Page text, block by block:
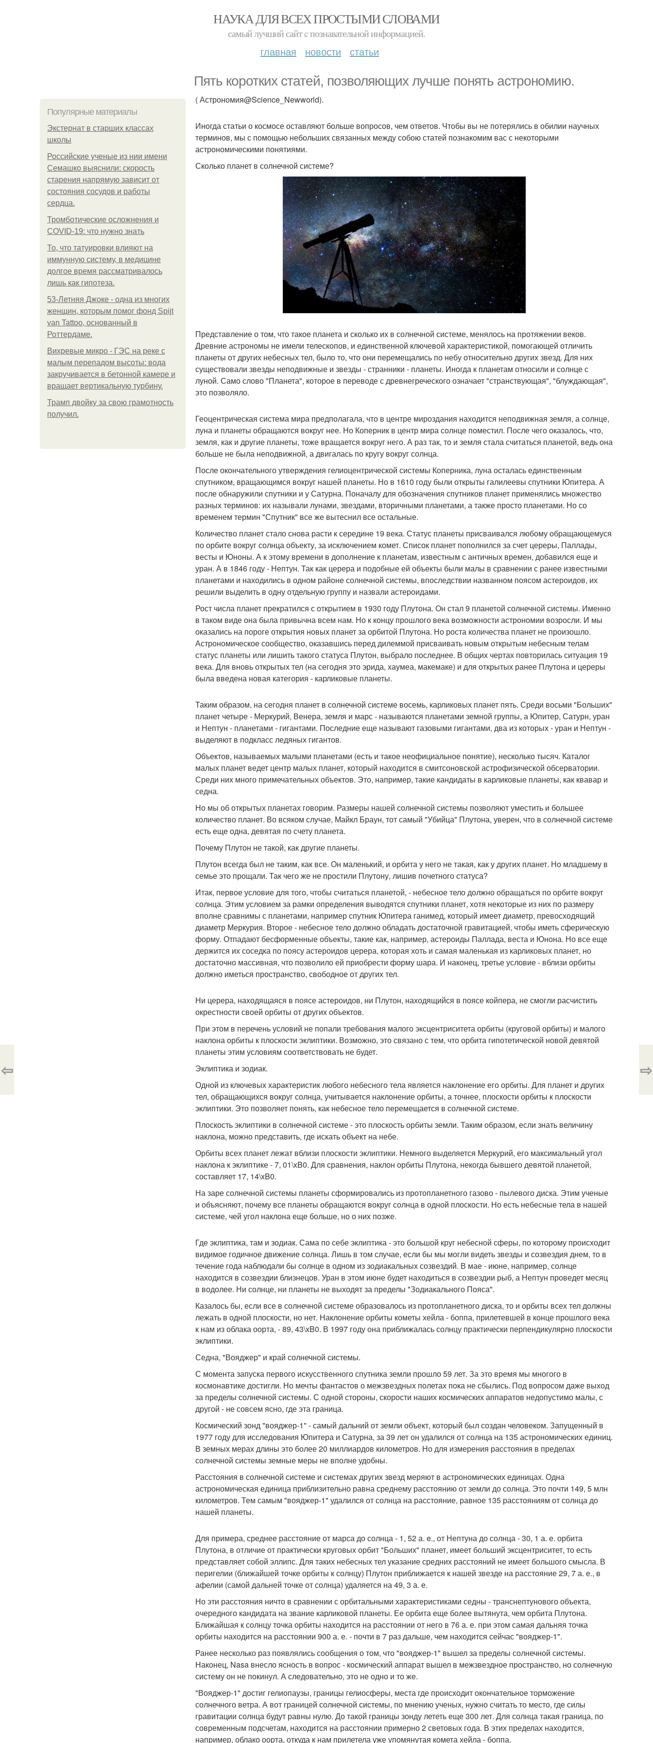
НАУКА ДЛЯ ВСЕХ ПРОСТЫМИ СЛОВАМИ
самый лучший сайт c познавательной информацией.
главная новости статьи
Пять коротких статей, позволяющих лучше понять астрономию.
Популярные материалы
Экстернат в старших классах
школы
Российские ученые из нии имени
Семашко выяснили: скорость
старения напрямую зависит от
состояния сосудов и работы
сердца.
Тромботические осложнения и
COVID-19: что нужно знать
То, что татуировки влияют на
иммунную систему, в медицине
долгое время рассматривалось
лишь как гипотеза.
53-Летняя Джоке - одна из многих
женщин, которым помог фонд Spijt
van Tattoo, основанный в
Роттердаме.
Вихревые микро - ГЭС на реке с
малым перепадом высоты: вода
закручивается в бетонной камере и
вращает вертикальную турбину.
Трамп двойку за свою грамотность
получил.
( Астрономия@Science_Newworld).
Иногда статьи о космосе оставляют больше вопросов, чем ответов. Чтобы вы не потерялись в обилии научных
терминов, мы с помощью небольших связанных между собою статей познакомим вас с некоторыми
астрономическими понятиями.
Сколько планет в солнечной системе?
Представление о том, что такое планета и сколько их в солнечной системе, менялось на протяжении веков.
Древние астрономы не имели телескопов, и единственной ключевой характеристикой, помогающей отличить
планеты от других небесных тел, было то, что они перемещались по небу относительно других звезд. Для них
существовали звезды неподвижные и звезды - странники - планеты. Иногда к планетам относили и солнце с
луной. Само слово "Планета", которое в переводе с древнегреческого означает "странствующая", "блуждающая",
это позволяло.
Геоцентрическая система мира предполагала, что в центре мироздания находится неподвижная земля, а солнце,
луна и планеты обращаются вокруг нее. Но Коперник в центр мира солнце поместил. После чего оказалось, что,
земля, как и другие планеты, тоже вращается вокруг него. А раз так, то и земля стала считаться планетой, ведь она
больше не была неподвижной, а двигалась по кругу вокруг солнца.
После окончательного утверждения гелиоцентрической системы Коперника, луна осталась единственным
спутником, вращающимся вокруг нашей планеты. Но в 1610 году были открыты галилеевы спутники Юпитера. А
после обнаружили спутники и у Сатурна. Поначалу для обозначения спутников планет применялись множество
разных терминов: их называли лунами, звездами, вторичными планетами, а также просто планетами. Но со
временем термин "Спутник" все же вытеснил все остальные.
Количество планет стало снова расти к середине 19 века. Статус планеты присваивался любому обращающемуся
по орбите вокруг солнца объекту, за исключением комет. Список планет пополнился за счет цереры, Паллады,
весты и Юноны. А к этому времени в дополнение к планетам, известным с античных времен, добавился еще и
уран. А в 1846 году - Нептун. Так как церера и подобные ей объекты были малы в сравнении с ранее известными
планетами и находились в одном районе солнечной системы, впоследствии названном поясом астероидов, их
решили выделить в одну отдельную группу и назвали астероидами.
Рост числа планет прекратился с открытием в 1930 году Плутона. Он стал 9 планетой солнечной системы. Именно
в таком виде она была привычна всем нам. Но к концу прошлого века возможности астрономии возросли. И мы
оказались на пороге открытия новых планет за орбитой Плутона. Но роста количества планет не произошло.
Астрономическое сообщество, оказавшись перед дилеммой присваивать новым открытым небесным телам
статус планеты или лишить такого статуса Плутон, выбрало последнее. В общих чертах повторилась ситуация 19
века. Для вновь открытых тел (на сегодня это эрида, хаумеа, макемаке) и для открытых ранее Плутона и цереры
была введена новая категория - карликовые планеты.
Таким образом, на сегодня планет в солнечной системе восемь, карликовых планет пять. Среди восьми "Больших"
планет четыре - Меркурий, Венера, земля и марс - называются планетами земной группы, а Юпитер, Сатурн, уран
и Нептун - планетами - гигантами. Последние еще называют газовыми гигантами, два из которых - уран и Нептун -
выделяют в подкласс ледяных гигантов.
Объектов, называемых малыми планетами (есть и такое неофициальное понятие), несколько тысяч. Каталог
малых планет ведет центр малых планет, который находится в смитсоновской астрофизической обсерватории.
Среди них много примечательных объектов. Это, например, такие кандидаты в карликовые планеты, как квавар и
седна.
Но мы об открытых планетах говорим. Размеры нашей солнечной системы позволяют уместить и большее
количество планет. Во всяком случае, Майкл Браун, тот самый "Убийца" Плутона, уверен, что в солнечной системе
есть еще одна, девятая по счету планета.
Почему Плутон не такой, как другие планеты.
Плутон всегда был не таким, как все. Он маленький, и орбита у него не такая, как у других планет. Но младшему в
семье это прощали. Так чего же не простили Плутону, лишив почетного статуса?
Итак, первое условие для того, чтобы считаться планетой, - небесное тело должно обращаться по орбите вокруг
солнца. Этим условием за рамки определения выводятся спутники планет, хотя некоторые из них по размеру
вполне сравнимы с планетами, например спутник Юпитера ганимед, который имеет диаметр, превосходящий
диаметр Меркурия. Второе - небесное тело должно обладать достаточной гравитацией, чтобы иметь сферическую
форму. Отпадают бесформенные объекты, такие как, например, астероиды Паллада, веста и Юнона. Но все еще
держится их соседка по поясу астероидов церера, которая хоть и самая маленькая из карликовых планет, но
достаточно массивная, что позволило ей приобрести форму шара. И наконец, третье условие - вблизи орбиты
должно иметься пространство, свободное от других тел.
Ни церера, находящаяся в поясе астероидов, ни Плутон, находящийся в поясе койпера, не смогли расчистить
окрестности своей орбиты от других объектов.
При этом в перечень условий не попали требования малого эксцентриситета орбиты (круговой орбиты) и малого
наклона орбиты к плоскости эклиптики. Возможно, это связано с тем, что орбита гипотетической новой девятой
планеты этим условиям соответствовать не будет.
Эклиптика и зодиак.
Одной из ключевых характеристик любого небесного тела является наклонение его орбиты. Для планет и других
тел, обращающихся вокруг солнца, учитывается наклонение орбиты, а точнее, плоскости орбиты к плоскости
эклиптики. Это позволяет понять, как небесное тело перемещается в солнечной системе.
Плоскость эклиптики в солнечной системе - это плоскость орбиты земли. Таким образом, если знать величину
наклона, можно представить, где искать объект на небе.
Орбиты всех планет лежат вблизи плоскости эклиптики. Немного выделяется Меркурий, его максимальный угол
наклона к эклиптике - 7, 01\xB0. Для сравнения, наклон орбиты Плутона, некогда бывшего девятой планетой,
составляет 17, 14\xB0.
На заре солнечной системы планеты сформировались из протопланетного газово - пылевого диска. Этим ученые
и объясняют, почему все планеты обращаются вокруг солнца в одной плоскости. Но есть небесные тела в нашей
системе, чей угол наклона еще больше, но о них позже.
Где эклиптика, там и зодиак. Сама по себе эклиптика - это большой круг небесной сферы, по которому происходит
видимое годичное движение солнца. Лишь в том случае, если бы мы могли видеть звезды и созвездия днем, то в
течение года наблюдали бы солнце в одном из зодиакальных созвездий. В мае - июне, например, солнце
находится в созвездии близнецов. Уран в этом июне будет находиться в созвездии рыб, а Нептун проведет месяц
в водолее. Ни солнце, ни планеты не выходят за пределы "Зодиакального Пояса".
Казалось бы, если все в солнечной системе образовалось из протопланетного диска, то и орбиты всех тел должны
лежать в одной плоскости, но нет. Наклонение орбиты кометы хейла - боппа, прилетевшей в конце прошлого века
к нам из облака оорта, - 89, 43\xB0. В 1997 году она приближалась солнцу практически перпендикулярно плоскости
эклиптики.
Седна, "Вояджер" и край солнечной системы.
С момента запуска первого искусственного спутника земли прошло 59 лет. За это время мы многого в
космонавтике достигли. Но мечты фантастов о межзвездных полетах пока не сбылись. Под вопросом даже выход
за пределы солнечной системы. С одной стороны, скорости наших космических аппаратов недопустимо малы, с
другой - не совсем ясно, где эта граница.
Космический зонд "вояджер-1" - самый дальний от земли объект, который был создан человеком. Запущенный в
1977 году для исследования Юпитера и Сатурна, за 39 лет он удалился от солнца на 135 астрономических единиц.
В земных мерах длины это более 20 миллиардов километров. Но для измерения расстояния в пределах
солнечной системы земные меры не вполне удобны.
Расстояния в солнечной системе и системах других звезд меряют в астрономических единицах. Одна
астрономическая единица приблизительно равна среднему расстоянию от земли до солнца. Это почти 149, 5 млн
километров. Тем самым "вояджер-1" удалился от солнца на расстояние, равное 135 расстояниям от солнца до
нашей планеты.
Для примера, среднее расстояние от марса до солнца - 1, 52 а. e., от Нептуна до солнца - 30, 1 а. е. орбита
Плутона, в отличие от практически круговых орбит "Больших" планет, имеет больший эксцентриситет, то есть
представляет собой эллипс. Для таких небесных тел указание средних расстояний не имеет большого смысла. В
перигелии (ближайшей точке орбиты к солнцу) Плутон приближается к нашей звезде на расстояние 29, 7 а. е., в
афелии (самой дальней точке от солнца) удаляется на 49, 3 а. е.
Но эти расстояния ничто в сравнении с орбитальными характеристиками седны - транснептунового объекта,
очередного кандидата на звание карликовой планеты. Ее орбита еще более вытянута, чем орбита Плутона.
Ближайшая к солнцу точка орбиты находится на расстоянии от него в 76 а. е. при этом самая дальняя точка
орбиты находится на расстоянии 900 а. е. - почти в 7 раз дальше, чем находится сейчас "вояджер-1".
Ранее несколько раз появлялись сообщения о том, что "вояджер-1" вышел за пределы солнечной системы.
Наконец, Nasa внесло ясность в вопрос - космический аппарат вышел в межзвездное пространство, но солнечную
систему он не покинул. А следовательно, это не одно и то же.
"Вояджер-1" достиг гелиопаузы, границы гелиосферы, места где происходит окончательное торможение
солнечного ветра. А вот границей солнечной системы, по мнению ученых, нужно считать то место, где силы
гравитации солнца будут равны нулю. До такой границы зонду лететь еще 300 лет. Для солнца такая граница, по
современным подсчетам, находится на расстоянии примерно 2 световых года. В этих пределах находится,
например, облако оорта, откуда к нам прилетела уже упомянутая комета хейла - боппа.
⇦ ⇨